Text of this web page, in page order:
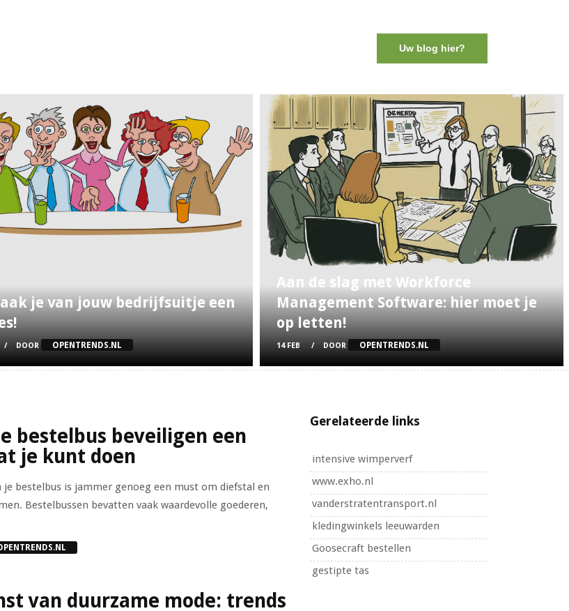
Uw blog hier?
je van jouw bedrijfsuitje een
DOOR OPENTRENDS.NL
Aan de slag met Workforce
Management Software: hier moet je
op letten!
14 FEB DOOR OPENTRENDS.NL
bestelbus beveiligen een
je kunt doen
je bestelbus is jammer genoeg een must om diefstal en
Bestelbussen bevatten vaak waardevolle goederen,
van duurzame mode: trends
Gerelateerde links
intensive wimperverf
www.exho.nl
vanderstratentransport.nl
kledingwinkels leeuwarden
Goosecraft bestellen
gestipte tas